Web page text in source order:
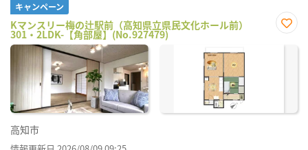
キャンペーン
Kマンスリー梅の辻駅前（高知県立県民文化ホール前）
301・2LDK-【角部屋】(No.927479)
に入
高知市